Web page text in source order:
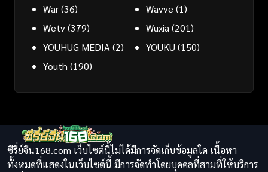
War(36) Wavve (1)
Wetv(379) Wuxia (201)
YOUHUG MEDIA (2) YOUKU (150)
Youth (190)
ซีรี่ย์จีน168.com เว็บไซต์นี้ไม่ได้มีการจัดเก็บข้อมูลใด เนื้อหา
ทั้งหมดที่แสดงในเว็บไซต์นี้ มีการจัดทำโดยบุคคลที่สามที่ให้บริการ